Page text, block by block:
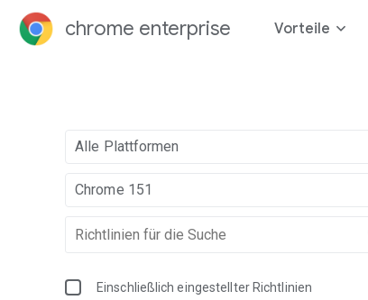
chrome enterprise Vorteile
Alle Plattformen
Chrome 151
Einschließlich eingestellter Richtlinien